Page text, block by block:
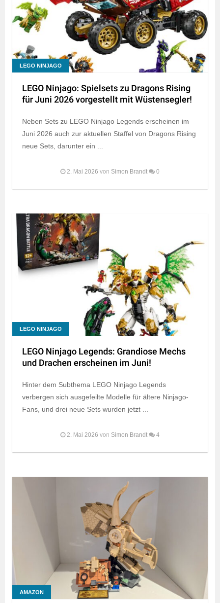
LEGO NINJAGO
LEGO Ninjago: Spielsets zu Dragons Rising
für Juni 2026 vorgestellt mit Wüstensegler!
Neben Sets zu LEGO Ninjago Legends erscheinen im
Juni 2026 auch zur aktuellen Staffel von Dragons Rising
neue Sets, darunter ein ...
2. Mai 2026 von Simon Brandt 0
LEGO NINJAGO
LEGO Ninjago Legends: Grandiose Mechs
und Drachen erscheinen im Juni!
Hinter dem Subthema LEGO Ninjago Legends
verbergen sich ausgefeilte Modelle für ältere Ninjago-
Fans, und drei neue Sets wurden jetzt ...
2. Mai 2026 von Simon Brandt 4
AMAZON